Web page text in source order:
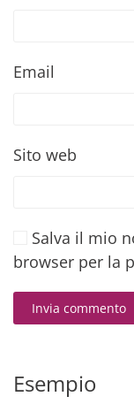
Email
Sito web
Salva il mio
browser per la
Invia commento
Esempio